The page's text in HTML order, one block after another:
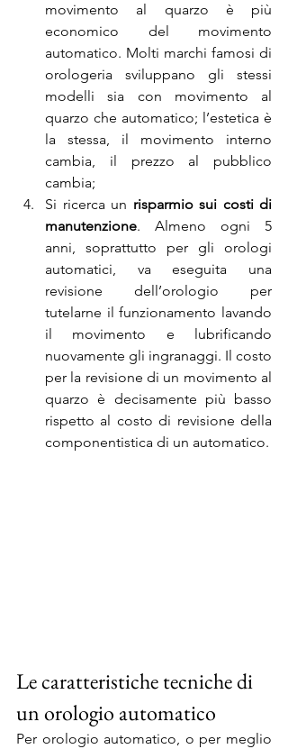
movimento al quarzo è più
economico del movimento
automatico. Molti marchi famosi di
orologeria sviluppano gli stessi
modelli sia con movimento al
quarzo che automatico; l’estetica è
la stessa, il movimento interno
cambia, il prezzo al pubblico
cambia;
Si ricerca un risparmio sui costi di
manutenzione. Almeno ogni 5
anni, soprattutto per gli orologi
automatici, va eseguita una
revisione dell’orologio per
tutelarne il funzionamento lavando
il movimento e lubrificando
nuovamente gli ingranaggi. Il costo
per la revisione di un movimento al
quarzo è decisamente più basso
rispetto al costo di revisione della
componentistica di un automatico.
Le caratteristiche tecniche di
un orologio automatico
Per orologio automatico, o per meglio